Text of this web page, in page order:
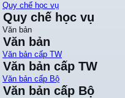
Quy chế học vụ
Quy chế học vụ
Văn bản
Văn bản
Văn bản cấp TW
Văn bản cấp TW
Văn bản cấp Bộ
Văn bản cấp Bộ